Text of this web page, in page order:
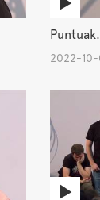
2022-10-